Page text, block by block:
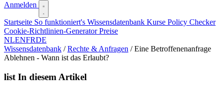
Anmelden
Startseite So funktioniert's Wissensdatenbank Kurse Policy Checker
Cookie-Richtlinien-GeneratorPreise
NLENFRDE
Wissensdatenbank / Rechte & Anfragen / Eine Betroffenenanfrage
Ablehnen - Wann ist das Erlaubt?
list In diesem Artikel